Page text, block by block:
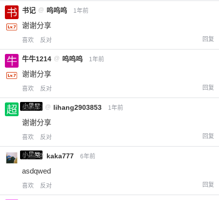
书记 @ 呜呜呜 1年前
谢谢分享
喜欢 反对 回复
牛牛1214 @ 呜呜呜 1年前
谢谢分享
喜欢 反对 回复
小黑屋
超凶的 @ lihang2903853 1年前
谢谢分享
喜欢 反对 回复
小黑屋
奶盖 @ kaka777 6年前
asdqwed
喜欢 反对 回复